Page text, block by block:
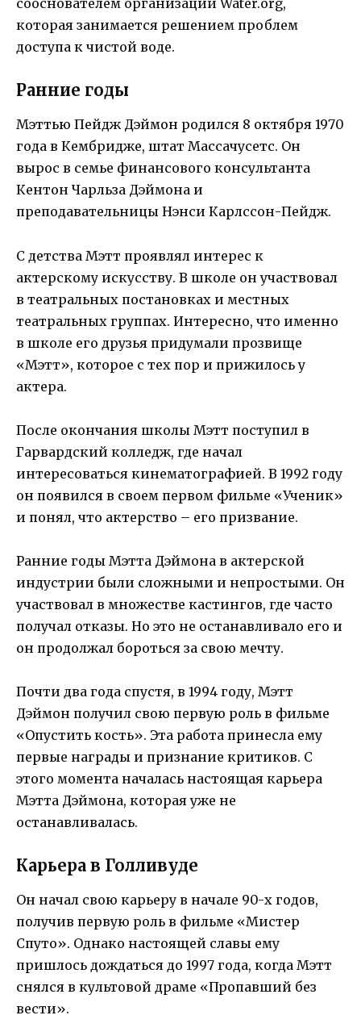
сооснователем организации Water.org,
которая занимается решением проблем
доступа к чистой воде.
Ранние годы
Мэттью Пейдж Дэймон родился 8 октября 1970
года в Кембридже, штат Массачусетс. Он
вырос в семье финансового консультанта
Кентон Чарльза Дэймона и
преподавательницы Нэнси Карлссон-Пейдж.
С детства Мэтт проявлял интерес к
актерскому искусству. В школе он участвовал
в театральных постановках и местных
театральных группах. Интересно, что именно
в школе его друзья придумали прозвище
«Мэтт», которое с тех пор и прижилось у
актера.
После окончания школы Мэтт поступил в
Гарвардский колледж, где начал
интересоваться кинематографией. В 1992 году
он появился в своем первом фильме «Ученик»
и понял, что актерство – его призвание.
Ранние годы Мэтта Дэймона в актерской
индустрии были сложными и непростыми. Он
участвовал в множестве кастингов, где часто
получал отказы. Но это не останавливало его и
он продолжал бороться за свою мечту.
Почти два года спустя, в 1994 году, Мэтт
Дэймон получил свою первую роль в фильме
«Опустить кость». Эта работа принесла ему
первые награды и признание критиков. С
этого момента началась настоящая карьера
Мэтта Дэймона, которая уже не
останавливалась.
Карьера в Голливуде
Он начал свою карьеру в начале 90-х годов,
получив первую роль в фильме «Мистер
Спуто». Однако настоящей славы ему
пришлось дождаться до 1997 года, когда Мэтт
снялся в культовой драме «Пропавший без
вести».